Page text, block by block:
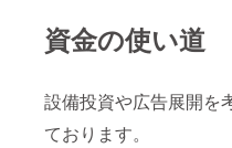
資金の使い道
設備投資や広告展開を
ております。